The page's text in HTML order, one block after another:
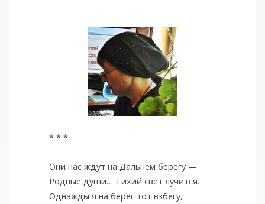
* * *
Они нас ждут на Дальнем берегу —
Родные души… Тихий свет лучится.
Однажды я на берег тот взбегу,